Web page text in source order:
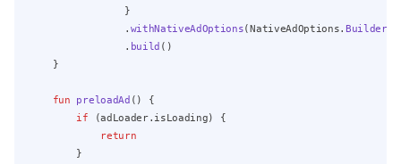
                }
                .
withNativeAdOptions(NativeAdOptions. Builder
                .
build ()
    }
fun preloadAd () {
if (adLoader.isLoading) {
return
        }